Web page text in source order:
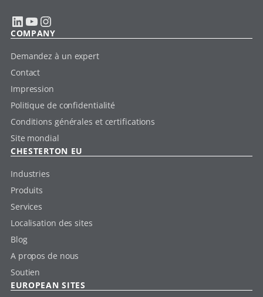
LinkedIn YouTube Instagram
COMPANY
Demandez à un expert
Contact
Impression
Politique de confidentialité
Conditions générales et certifications
Site mondial
CHESTERTON EU
Industries
Produits
Services
Localisation des sites
Blog
A propos de nous
Soutien
EUROPEAN SITES